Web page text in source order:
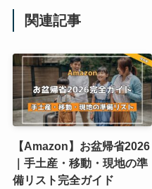
関連記事
【Amazon】お盆帰省2026
｜手土産・移動・現地の準
備リスト完全ガイド